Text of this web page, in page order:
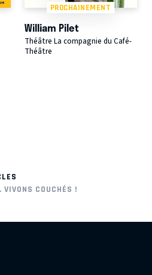
PROCHAINEMENT
William Pilet
Théâtre La compagnie du Café-
Théâtre
VIVONS COUCHÉS !